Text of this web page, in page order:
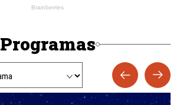
Programas